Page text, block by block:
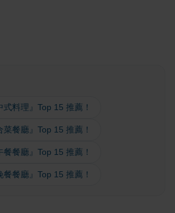
料理』Top 15 推薦！
餐廳』Top 15 推薦！
餐廳』Top 15 推薦！
餐廳』Top 15 推薦！